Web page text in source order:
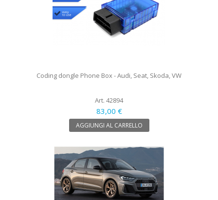
Coding dongle Phone Box - Audi, Seat, Skoda, VW
Art. 42894
83,00 €
AGGIUNGI AL CARRELLO